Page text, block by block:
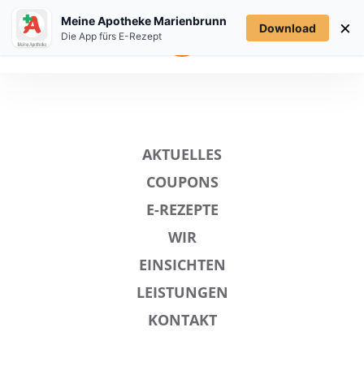
MENÜ
AKTUELLES
COUPONS
E-REZEPTE
WIR
EINSICHTEN
LEISTUNGEN
KONTAKT
Meine Apotheke Marienbrunn
Die App fürs E-Rezept
Download ×